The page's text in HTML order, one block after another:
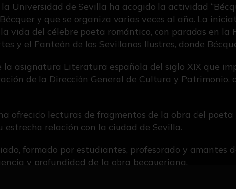
Universidad de Sevilla ha acogido la actividad
y que se organiza varias veces al año. La
vida del célebre poeta romántico, con paradas en la
y el Panteón de los Sevillanos Ilustres, donde
asignatura Literatura española del siglo XIX que
de la Dirección General de Cultura y Patrimonio,
ofrecido lecturas de fragmentos de la obra del poeta
relación con la ciudad de Sevilla.
formado por estudiantes, profesorado y amantes
y profundidad de la obra becqueriana.